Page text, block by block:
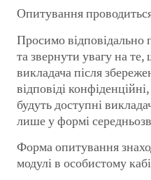
Опитування
Просимо відповідально
та звернути увагу на
викладача після
відповіді
будуть доступні
лише у формі
Форма опитування
модулі в особистому